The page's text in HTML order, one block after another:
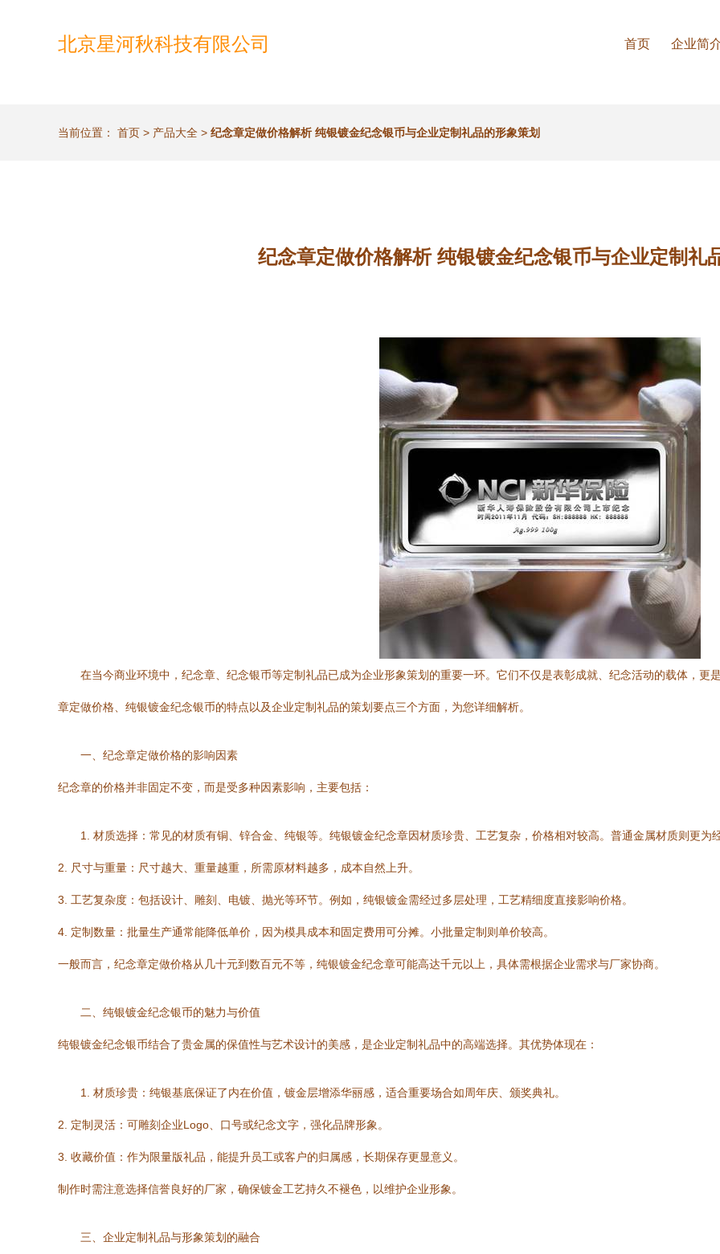
北京星河秋科技有限公司 首页 企业简
当前位置： 首页 > 产品大全 > 纪念章定做价格解析 纯银镀金纪念银币与企业定制礼品的形象策划
纪念章定做价格解析 纯银镀金纪念银币与企业定制礼
在当今商业环境中，纪念章、纪念银币等定制礼品已成为企业形象策划的重要一环。它们不仅是表彰成就、纪念活动的载体，更
章定做价格、纯银镀金纪念银币的特点以及企业定制礼品的策划要点三个方面，为您详细解析。
一、纪念章定做价格的影响因素
纪念章的价格并非固定不变，而是受多种因素影响，主要包括：
1. 材质选择：常见的材质有铜、锌合金、纯银等。纯银镀金纪念章因材质珍贵、工艺复杂，价格相对较高。普通金属材质则更为
2. 尺寸与重量：尺寸越大、重量越重，所需原材料越多，成本自然上升。
3. 工艺复杂度：包括设计、雕刻、电镀、抛光等环节。例如，纯银镀金需经过多层处理，工艺精细度直接影响价格。
4. 定制数量：批量生产通常能降低单价，因为模具成本和固定费用可分摊。小批量定制则单价较高。
一般而言，纪念章定做价格从几十元到数百元不等，纯银镀金纪念章可能高达千元以上，具体需根据企业需求与厂家协商。
二、纯银镀金纪念银币的魅力与价值
纯银镀金纪念银币结合了贵金属的保值性与艺术设计的美感，是企业定制礼品中的高端选择。其优势体现在：
1. 材质珍贵：纯银基底保证了内在价值，镀金层增添华丽感，适合重要场合如周年庆、颁奖典礼。
2. 定制灵活：可雕刻企业Logo、口号或纪念文字，强化品牌形象。
3. 收藏价值：作为限量版礼品，能提升员工或客户的归属感，长期保存更显意义。
制作时需注意选择信誉良好的厂家，确保镀金工艺持久不褪色，以维护企业形象。
三、企业定制礼品与形象策划的融合